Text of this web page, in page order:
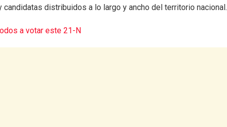
distribuidos a lo largo y ancho del territorio nacional.
a votar este 21-N